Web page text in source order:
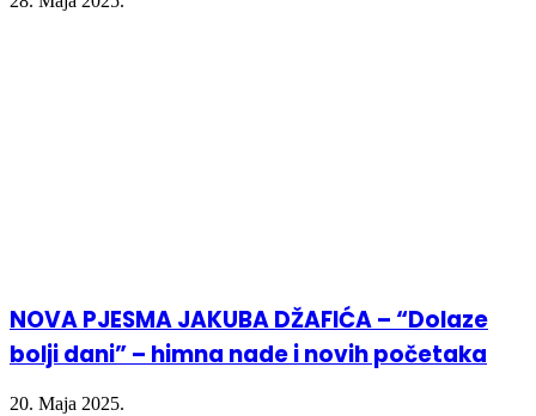
NOVA PJESMA JAKUBA DŽAFIĆA – “Dolaze
bolji dani” – himna nade i novih početaka
20. Maja 2025.